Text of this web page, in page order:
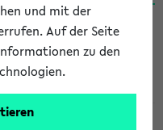
und mit der
Auf der Seite
zu den